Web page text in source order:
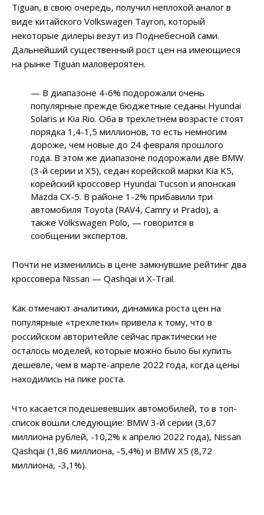
Tiguan, в свою очередь, получил неплохой аналог в
виде китайского Volkswagen Tayron, который
некоторые дилеры везут из Поднебесной сами.
Дальнейший существенный рост цен на имеющиеся
на рынке Tiguan маловероятен.
— В диапазоне 4-6% подорожали очень
популярные прежде бюджетные седаны Hyundai
Solaris и Kia Rio. Оба в трехлетнем возрасте стоят
порядка 1,4-1,5 миллионов, то есть немногим
дороже, чем новые до 24 февраля прошлого
года. В этом же диапазоне подорожали две BMW
(3-й серии и X5), седан корейской марки Kia K5,
корейский кроссовер Hyundai Tucson и японская
Mazda CX-5. В районе 1-2% прибавили три
автомобиля Toyota (RAV4, Camry и Prado), а
также Volkswagen Polo, — говорится в
сообщении экспертов.
Почти не изменились в цене замкнувшие рейтинг два
кроссовера Nissan — Qashqai и X-Trail.
Как отмечают аналитики, динамика роста цен на
популярные «трехлетки» привела к тому, что в
российском авторитейле сейчас практически не
осталось моделей, которые можно было бы купить
дешевле, чем в марте-апреле 2022 года, когда цены
находились на пике роста.
Что касается подешевевших автомобилей, то в топ-
список вошли следующие: BMW 3-й серии (3,67
миллиона рублей, -10,2% к апрелю 2022 года), Nissan
Qashqai (1,86 миллиона, -5,4%) и BMW X5 (8,72
миллиона, -3,1%).